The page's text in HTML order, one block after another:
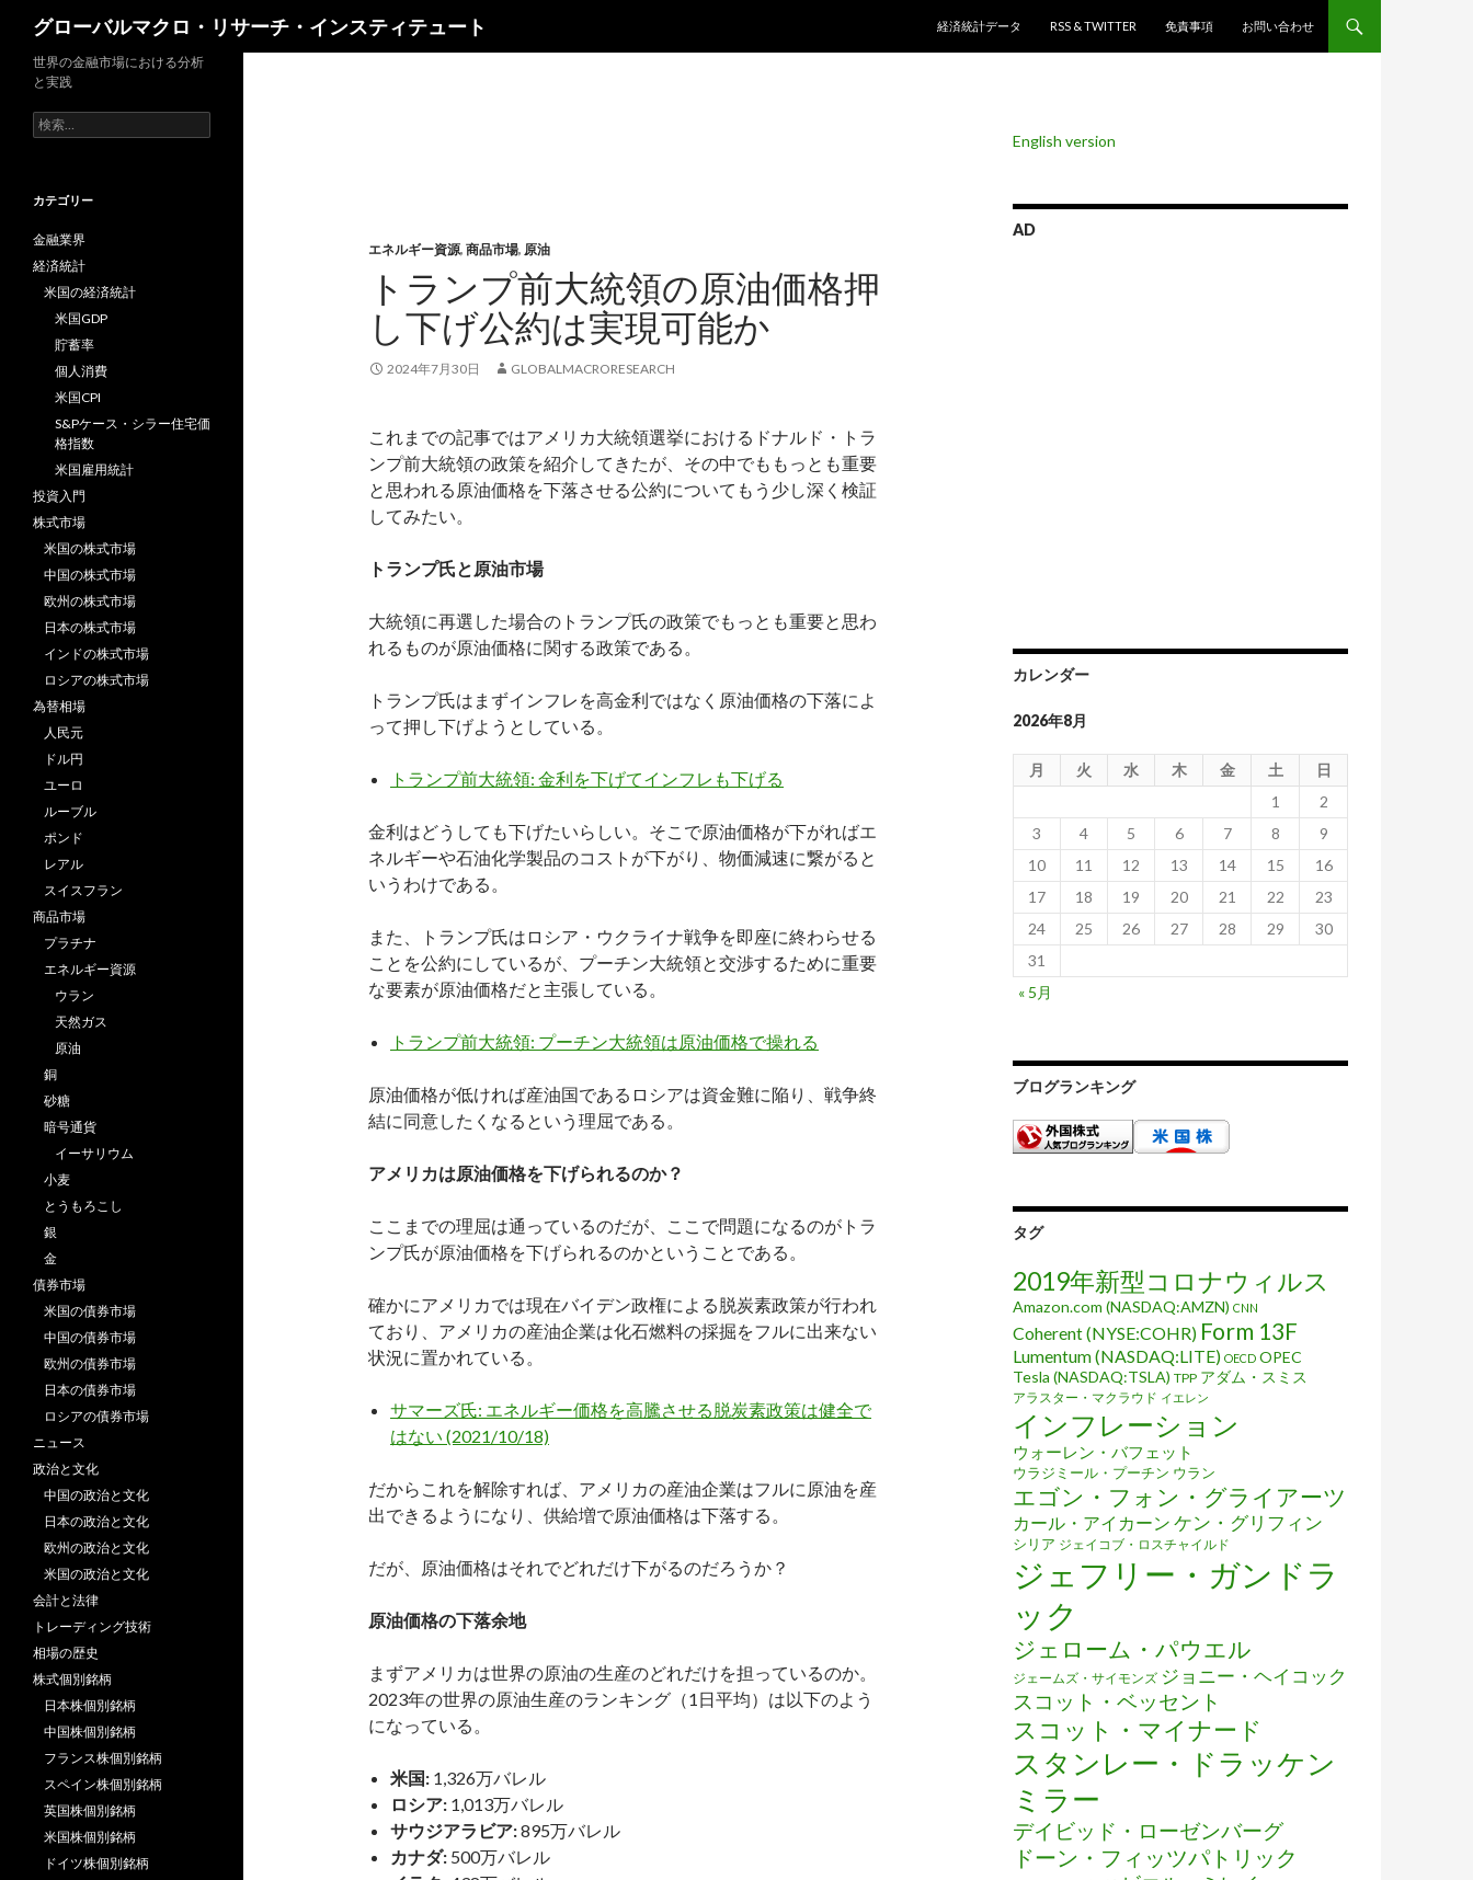
グローバルマクロ・リサーチ・インスティテュート
経済統計データ
RSS & TWITTER 免責事項 お問い合わせ
エネルギー資源, 商品市場, 原油
トランプ前大統領の原油価格押
し下げ公約は実現可能か
2024年7月30日 GLOBALMACRORESEARCH
これまでの記事ではアメリカ大統領選挙におけるドナルド・トラ
ンプ前大統領の政策を紹介してきたが、その中でももっとも重要
と思われる原油価格を下落させる公約についてもう少し深く検証
してみたい。
トランプ氏と原油市場
大統領に再選した場合のトランプ氏の政策でもっとも重要と思わ
れるものが原油価格に関する政策である。
トランプ氏はまずインフレを高金利ではなく原油価格の下落によ
って押し下げようとしている。
トランプ前大統領: 金利を下げてインフレも下げる
金利はどうしても下げたいらしい。そこで原油価格が下がればエ
ネルギーや石油化学製品のコストが下がり、物価減速に繋がると
いうわけである。
また、トランプ氏はロシア・ウクライナ戦争を即座に終わらせる
ことを公約にしているが、プーチン大統領と交渉するために重要
な要素が原油価格だと主張している。
トランプ前大統領: プーチン大統領は原油価格で操れる
原油価格が低ければ産油国であるロシアは資金難に陥り、戦争終
結に同意したくなるという理屈である。
アメリカは原油価格を下げられるのか？
ここまでの理屈は通っているのだが、ここで問題になるのがトラ
ンプ氏が原油価格を下げられるのかということである。
確かにアメリカでは現在バイデン政権による脱炭素政策が行われ
ており、アメリカの産油企業は化石燃料の採掘をフルに出来ない
状況に置かれている。
サマーズ氏: エネルギー価格を高騰させる脱炭素政策は健全で
はない (2021/10/18)
だからこれを解除すれば、アメリカの産油企業はフルに原油を産
出できるようになり、供給増で原油価格は下落する。
だが、原油価格はそれでどれだけ下がるのだろうか？
原油価格の下落余地
まずアメリカは世界の原油の生産のどれだけを担っているのか。
2023年の世界の原油生産のランキング（1日平均）は以下のよう
になっている。
米国: 1,326万バレル
ロシア: 1,013万バレル
サウジアラビア:895万バレル
カナダ: 500万バレル
English version
AD
カレンダー
2026年8月
月 火 水 木 金 土
日
1
2
3
4 5 6 7 8
9
10
11 12 13 14 15
16
17
18 19 20 21 22
23
24
25 26 27 28 29
30
31
« 5月
ブログランキング
タグ
2019年新型コロナウィルス
Amazon.com (NASDAQ:AMZN) CNN
Coherent (NYSE:COHR) Form 13F
Lumentum (NASDAQ:LITE) OECD OPEC
Tesla (NASDAQ:TSLA) TPP アダム・スミス
アラスター・マクラウド イエレン
インフレーション
ウォーレン・バフェット
ウラジミール・プーチン ウラン
エゴン・フォン・グライアーツ
カール・アイカーン ケン・グリフィン
シリア ジェイコブ・ロスチャイルド
ジェフリー・ガンドラ
ック
ジェローム・パウエル
ジェームズ・サイモンズ ジョニー・ヘイコック
スコット・ベッセント
スコット・マイナード
スタンレー・ドラッケン
ミラー
デイビッド・ローゼンバーグ
ドーン・フィッツパトリック
世界の金融市場における分析
と実践
検
索:
カテゴリー
金融業界
経済統計
米国の経済統計
米国GDP
貯蓄率
個人消費
米国CPI
S&Pケース・シラー住宅価
格指数
米国雇用統計
投資入門
株式市場
米国の株式市場
中国の株式市場
欧州の株式市場
日本の株式市場
インドの株式市場
ロシアの株式市場
為替相場
人民元
ドル円
ユーロ
ルーブル
ポンド
レアル
スイスフラン
商品市場
プラチナ
エネルギー資源
ウラン
天然ガス
原油
銅
砂糖
暗号通貨
イーサリウム
小麦
とうもろこし
銀
金
債券市場
米国の債券市場
中国の債券市場
欧州の債券市場
日本の債券市場
ロシアの債券市場
ニュース
政治と文化
中国の政治と文化
日本の政治と文化
欧州の政治と文化
米国の政治と文化
会計と法律
トレーディング技術
相場の歴史
株式個別銘柄
日本株個別銘柄
中国株個別銘柄
フランス株個別銘柄
スペイン株個別銘柄
英国株個別銘柄
米国株個別銘柄
ドイツ株個別銘柄